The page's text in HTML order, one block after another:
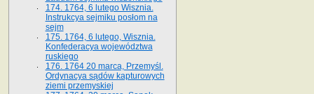
174. 1764, 6 lutego Wisznia.
Instrukcya sejmiku posłom na
sejm
175. 1764, 6 lutego, Wisznia.
Konfederacya województwa
ruskiego
176. 1764 20 marca, Przemyśl.
Ordynacya sądów kapturowych
ziemi przemyskiej